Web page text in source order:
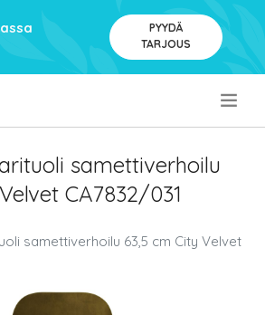
PYYDÄ
TARJOUS
samettiverhoilu
CA7832/031
samettiverhoilu 63,5 cm City Velvet